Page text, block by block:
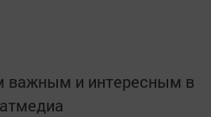
важным и интересным в